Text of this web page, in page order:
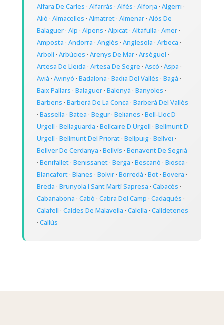
Alfara De Carles · Alfarràs · Alfés · Alforja · Algerri ·
Alió · Almacelles · Almatret· Almenar· Alòs De
Balaguer· Alp · Alpens · Alpicat· Altafulla · Amer·
Amposta · Andorra · Anglès · Anglesola · Arbeca ·
Arbolí· Arbúcies · Arenys De Mar· Arsèguel ·
Artesa De Lleida · Artesa De Segre · Ascó · Aspa ·
Avià · Avinyó · Badalona · Badia Del Vallès · Bagà ·
Baix Pallars · Balaguer· Balenyà · Banyoles ·
Barbens · Barberà De La Conca · Barberà Del Vallès
· Bassella · Batea · Begur· Belianes · Bell-Lloc D
Urgell · Bellaguarda · Bellcaire D Urgell · Bellmunt D
Urgell · Bellmunt Del Priorat· Bellpuig· Bellvei ·
Bellver De Cerdanya · Bellvís · Benavent De Segrià
· Benifallet· Benissanet· Berga · Bescanó · Biosca ·
Blancafort· Blanes · Bolvir· Borredà · Bot· Bovera ·
Breda · Brunyola I Sant Martí Sapresa · Cabacés ·
Cabanabona · Cabó · Cabra Del Camp · Cadaqués ·
Calafell · Caldes De Malavella · Calella · Calldetenes
· Callús